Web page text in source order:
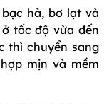
hà, bơ lạt và
tốc độ vừa đến
thì chuyển sang
mịn và mềm